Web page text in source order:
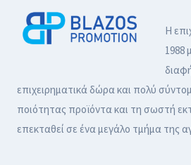
Η
1988
επιχειρηματικά δώρα και πολύ
ποιότητας προϊόντα και τη σωστή
επεκταθεί σε ένα μεγάλο τμήμα της